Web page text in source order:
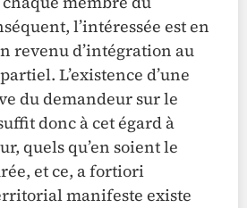
l’intéressée est en
revenu d’intégration au
L’existence d’une
du demandeur sur le
donc à cet égard à
quels qu’en soient le
et ce, a fortiori
manifeste existe